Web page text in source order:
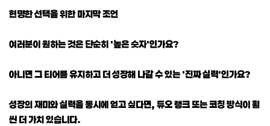
현명한 선택을 위한 마지막 조언
여러분이 원하는 것은 단순히 '높은 숫자'인가요?
아니면 그 티어를 유지하고 더 성장해 나갈 수 있는 '진짜 실력'인가요?
성장의 재미와 실력을 동시에 얻고 싶다면, 듀오 랭크 또는 코칭 방식이 훨
씬 더 가치 있습니다.